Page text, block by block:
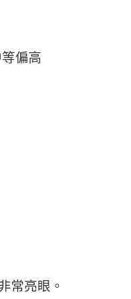
偏高
常亮眼。